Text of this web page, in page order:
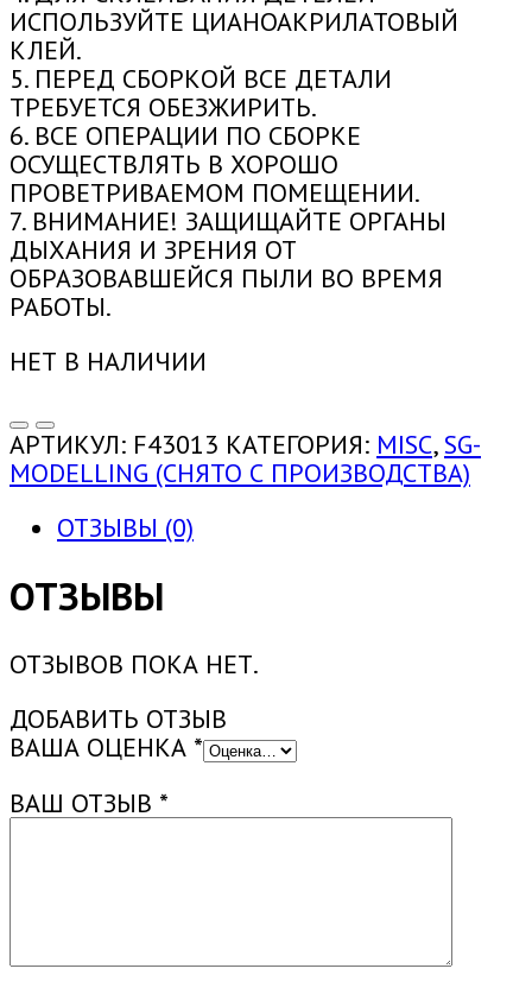
ИСПОЛЬЗУЙТЕ ЦИАНОАКРИЛАТОВЫЙ
КЛЕЙ.
5. ПЕРЕД СБОРКОЙ ВСЕ ДЕТАЛИ
ТРЕБУЕТСЯ ОБЕЗЖИРИТЬ.
6. ВСЕ ОПЕРАЦИИ ПО СБОРКЕ
ОСУЩЕСТВЛЯТЬ В ХОРОШО
ПРОВЕТРИВАЕМОМ ПОМЕЩЕНИИ.
7. ВНИМАНИЕ! ЗАЩИЩАЙТЕ ОРГАНЫ
ДЫХАНИЯ И ЗРЕНИЯ ОТ
ОБРАЗОВАВШЕЙСЯ ПЫЛИ ВО ВРЕМЯ
РАБОТЫ.
НЕТ В НАЛИЧИИ
АРТИКУЛ: F43013 КАТЕГОРИЯ: MISC,SG-
MODELLING (СНЯТО С ПРОИЗВОДСТВА)
ОТЗЫВЫ (0)
ОТЗЫВЫ
ОТЗЫВОВ ПОКА НЕТ.
ДОБАВИТЬ ОТЗЫВ
ВАША ОЦЕНКА *
ВАШ ОТЗЫВ *